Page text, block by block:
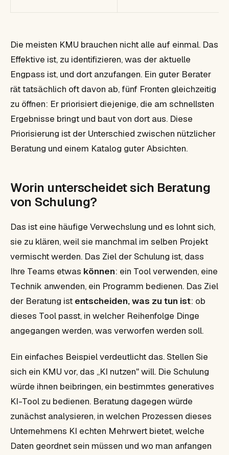
Die meisten KMU brauchen nicht alle auf einmal. Das
Effektive ist, zu identifizieren, was der aktuelle
Engpass ist, und dort anzufangen. Ein guter Berater
rät tatsächlich oft davon ab, fünf Fronten gleichzeitig
zu öffnen: Er priorisiert diejenige, die am schnellsten
Ergebnisse bringt und baut von dort aus. Diese
Priorisierung ist der Unterschied zwischen nützlicher
Beratung und einem Katalog guter Absichten.
Worin unterscheidet sich Beratung
von Schulung?
Das ist eine häufige Verwechslung und es lohnt sich,
sie zu klären, weil sie manchmal im selben Projekt
vermischt werden. Das Ziel der Schulung ist, dass
Ihre Teams etwas können: ein Tool verwenden, eine
Technik anwenden, ein Programm bedienen. Das Ziel
der Beratung ist entscheiden, was zu tun ist: ob
dieses Tool passt, in welcher Reihenfolge Dinge
angegangen werden, was verworfen werden soll.
Ein einfaches Beispiel verdeutlicht das. Stellen Sie
sich ein KMU vor, das „KI nutzen" will. Die Schulung
würde ihnen beibringen, ein bestimmtes generatives
KI-Tool zu bedienen. Beratung dagegen würde
zunächst analysieren, in welchen Prozessen dieses
Unternehmens KI echten Mehrwert bietet, welche
Daten geordnet sein müssen und wo man anfangen